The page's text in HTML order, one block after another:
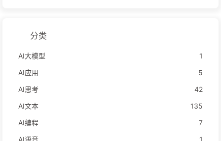
分类
AI大模型
1
AI应用
5
AI思考
42
AI文本
135
AI编程
7
AI语音
1